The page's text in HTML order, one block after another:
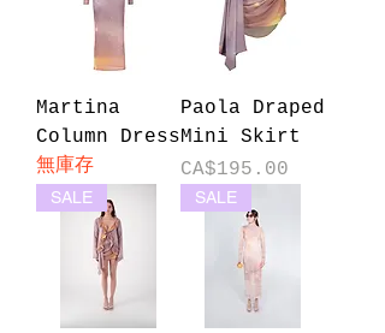
Martina
Column Dress
無庫存
Paola Draped
Mini Skirt
價格
CA$195.00
SALE SALE